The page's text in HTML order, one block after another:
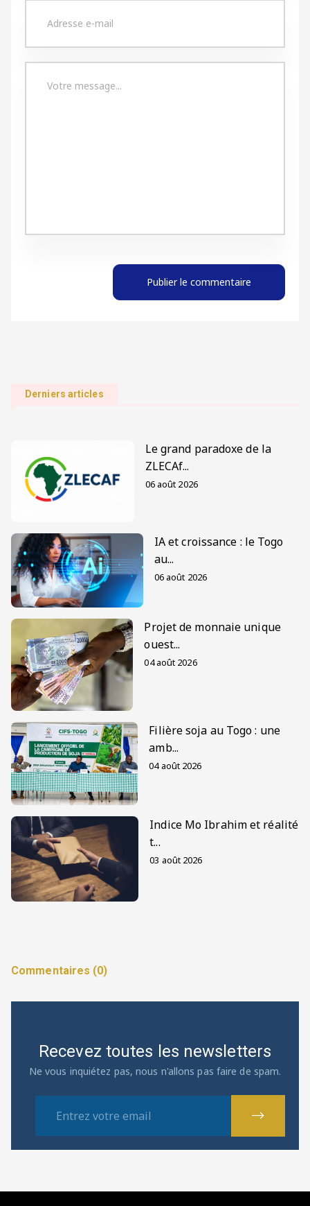
Publier le commentaire
Derniers articles
Le grand paradoxe de la
ZLECAf...
06 août 2026
IA et croissance : le Togo
au...
06 août 2026
Projet de monnaie unique
ouest...
04 août 2026
Filière soja au Togo : une
amb...
04 août 2026
Indice Mo Ibrahim et réalité
t...
03 août 2026
Commentaires (0)
Recevez toutes les newsletters
Ne vous inquiétez pas, nous n'allons pas faire de spam.